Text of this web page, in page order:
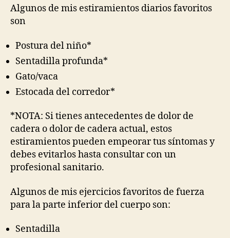
Algunos de mis estiramientos diarios favoritos
son
Postura del niño*
Sentadilla profunda*
Gato/vaca
Estocada del corredor*
*NOTA: Si tienes antecedentes de dolor de
cadera o dolor de cadera actual, estos
estiramientos pueden empeorar tus síntomas y
debes evitarlos hasta consultar con un
profesional sanitario.
Algunos de mis ejercicios favoritos de fuerza
para la parte inferior del cuerpo son:
Sentadilla